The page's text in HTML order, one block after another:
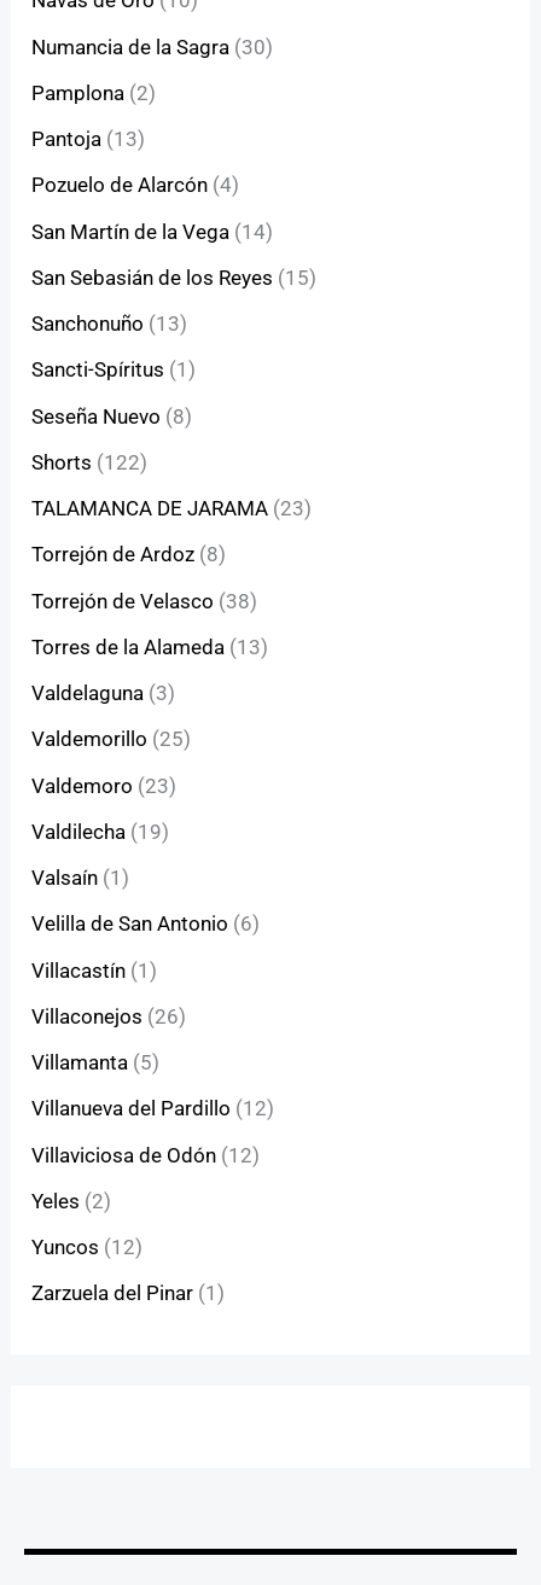
Numancia de la Sagra (30)
Pamplona (2)
Pantoja (13)
Pozuelo de Alarcón (4)
San Martín de la Vega (14)
San Sebasián de los Reyes (15)
Sanchonuño (13)
Sancti-Spíritus (1)
Seseña Nuevo (8)
Shorts (122)
TALAMANCA DE JARAMA (23)
Torrejón de Ardoz (8)
Torrejón de Velasco (38)
Torres de la Alameda (13)
Valdelaguna (3)
Valdemorillo (25)
Valdemoro (23)
Valdilecha (19)
Valsaín (1)
Velilla de San Antonio (6)
Villacastín (1)
Villaconejos (26)
Villamanta (5)
Villanueva del Pardillo (12)
Villaviciosa de Odón (12)
Yeles (2)
Yuncos (12)
Zarzuela del Pinar (1)